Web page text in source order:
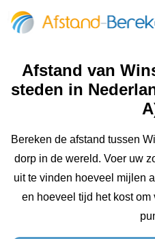
Afstand van
steden in
Bereken de afstand tussen
dorp in de wereld. Voer uw
uit te vinden hoeveel mijlen
en hoeveel tijd het kost